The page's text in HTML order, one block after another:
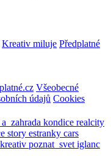
Kreativ miluje Předplatné
Všeobecné
údajů Cookies
kondice realcity
story estranky cars
kreativ poznat_svet iglanc